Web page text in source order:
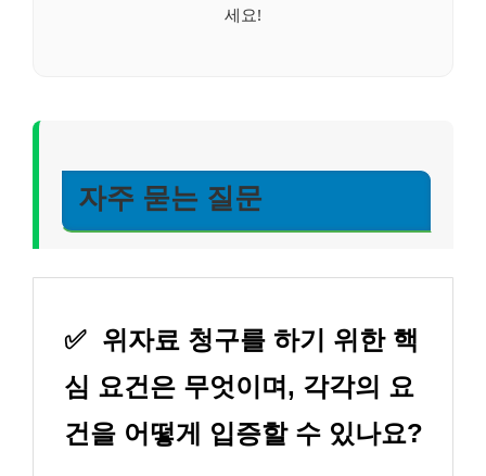
세요!
자주 묻는 질문
✅ 위자료 청구를 하기 위한 핵
심 요건은 무엇이며, 각각의 요
건을 어떻게 입증할 수 있나요?